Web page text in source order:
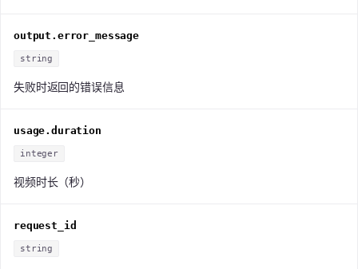
output.error_message
string
失败时返回的错误信息
usage.duration
integer
视频时长（秒）
request_id
string